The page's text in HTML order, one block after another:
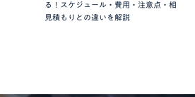
る！スケジュール・費用・注意点・相
見積もりとの違いを解説